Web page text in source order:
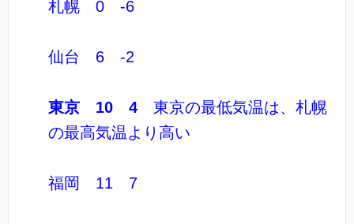
札幌 0 -6
仙台 6 -2
東京 10 4 東京の最低気温は、札幌
の最高気温より高い
福岡 11 7